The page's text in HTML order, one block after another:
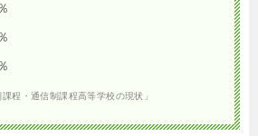
程・通信制課程高等学校の現状」